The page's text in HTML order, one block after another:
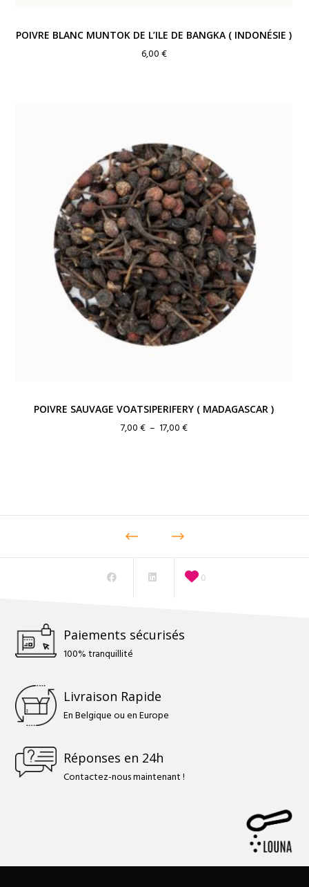
POIVRE BLANC MUNTOK DE L’ILE DE BANGKA ( INDONÉSIE )
6,00€
POIVRE SAUVAGE VOATSIPERIFERY ( MADAGASCAR )
7,00€ – 17,00€Plage
0
Paiements sécurisés
100% tranquillité
Livraison Rapide
En Belgique ou en Europe
Réponses en 24h
Contactez-nous maintenant !